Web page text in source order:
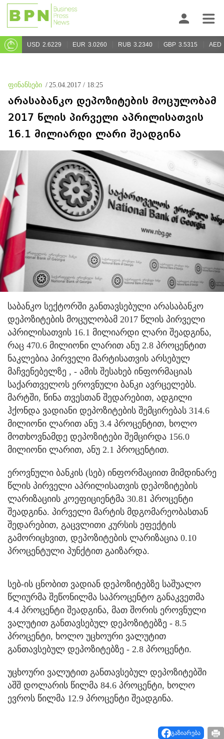
USD 2.6229 EUR 3.0260 RUB 3.2340 GBP 3.5315 AED
ფინანსები / 25.04.2017 / 18:25
არასაბანკო დეპოზიტების მოცულობამ
2017 წლის პირველი აპრილისათვის
16.1 მილიარდი ლარი შეადგინა
საბანკო სექტორში განთავსებული არასაბანკო
დეპოზიტების მოცულობამ 2017 წლის პირველი
აპრილისათვის 16.1 მილიარდი ლარი შეადგინა,
რაც 470.6 მილიონი ლარით ანუ 2.8 პროცენტით
ნაკლებია პირველი მარტისათვის არსებულ
მაჩვენებელზე , - ამის შესახებ ინფორმაციას
საქართველოს ეროვნული ბანკი ავრცელებს.
მარტში, წინა თვესთან შედარებით, ადგილი
ჰქონდა ვადიანი დეპოზიტების შემცირებას 314.6
მილიონი ლარით ანუ 3.4 პროცენტით, ხოლო
მოთხოვნამდე დეპოზიტები შემცირდა 156.0
მილიონი ლარით, ანუ 2.1 პროცენტით.
ეროვნული ბანკის (სებ) ინფორმაციით მიმდინარე
წლის პირველი აპრილისათვის დეპოზიტების
ლარიზაციის კოეფიციენტმა 30.81 პროცენტი
შეადგინა. პირველი მარტის მდგომარეობასთან
შედარებით, გაცვლითი კურსის ეფექტის
გამორიცხვით, დეპოზიტების ლარიზაცია 0.10
პროცენტული პუნქტით გაიზარდა.
სებ-ის ცნობით ვადიან დეპოზიტებზე საშუალო
წლიურმა შეწონილმა საპროცენტო განაკვეთმა
4.4 პროცენტი შეადგინა, მათ შორის ეროვნული
ვალუტით განთავსებულ დეპოზიტებზე - 8.5
პროცენტი, ხოლო უცხოური ვალუტით
განთავსებულ დეპოზიტებზე - 2.8 პროცენტი.
უცხოური ვალუტით განთავსებულ დეპოზიტებში
აშშ დოლარის წილმა 84.6 პროცენტი, ხოლო
ევროს წილმა 12.9 პროცენტი შეადგინა.
გაზიარება